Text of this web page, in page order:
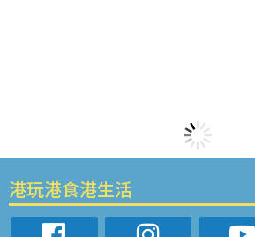
港玩港食港生活